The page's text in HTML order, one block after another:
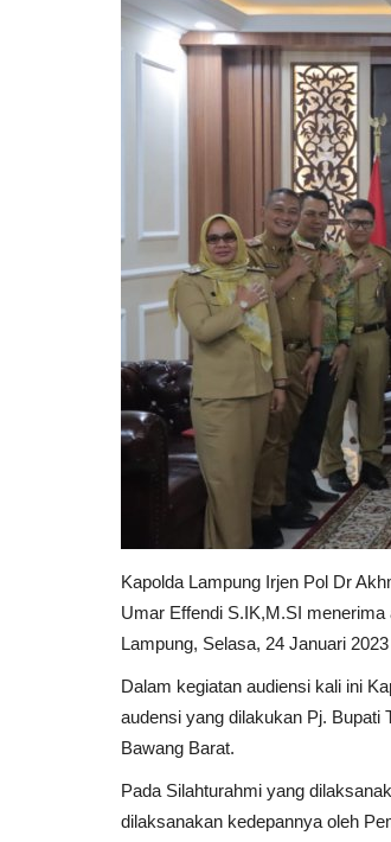
Kapolda Lampung Irjen Pol Dr
Umar Effendi S.IK,M.SI
Lampung, Selasa, 24 Januari 2023
Dalam kegiatan audiensi kali ini
audensi yang dilakukan Pj. Bupati
Bawang Barat.
Pada Silahturahmi yang
dilaksanakan kedepannya oleh